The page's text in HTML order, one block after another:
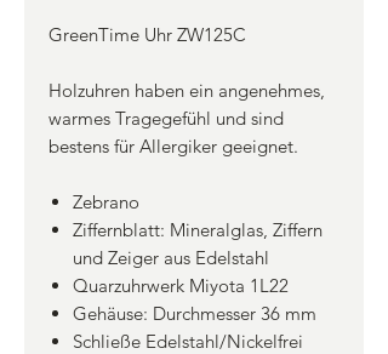
GreenTime Uhr ZW125C
Holzuhren haben ein angenehmes,
warmes Tragegefühl und sind
bestens für Allergiker geeignet.
Zebrano
Ziffernblatt: Mineralglas, Ziffern
und Zeiger aus Edelstahl
Quarzuhrwerk Miyota 1L22
Gehäuse: Durchmesser 36 mm
Schließe Edelstahl/Nickelfrei